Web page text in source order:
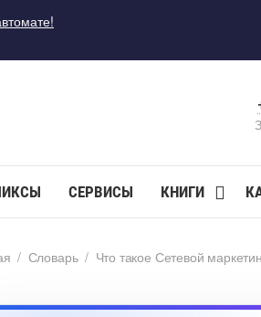
СЕРВИСЫ КНИГИ
/ Словарь/ Что такое Сетевой